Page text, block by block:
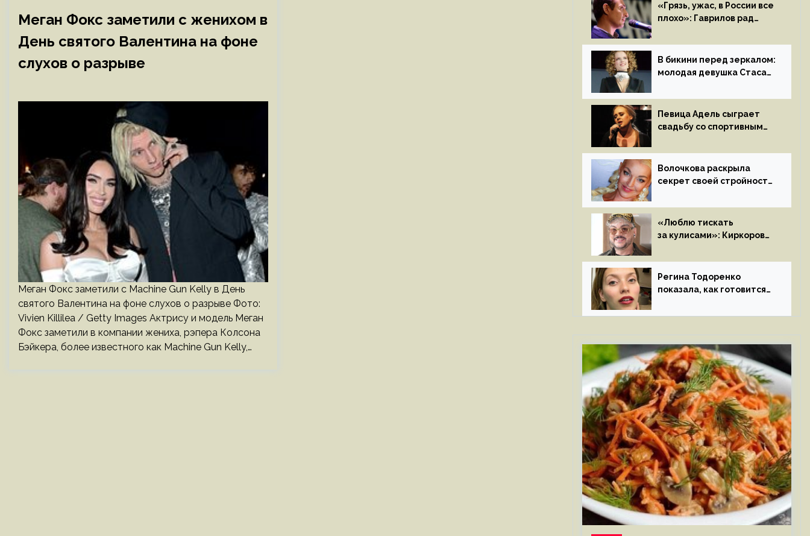
Меган Фокс заметили с женихом в
День святого Валентина на фоне
слухов о разрыве
Меган Фокс заметили с Machine Gun Kelly в День
святого Валентина на фоне слухов о разрыве Фото:
Vivien Killilea / Getty Images Актрису и модель Меган
Фокс заметили в компании жениха, рэпера Колсона
Бэйкера, более известного как Machine Gun Kelly,…
«Грязь, ужас, в России все
плохо»: Гаврилов рад
иноагентов
В бикини перед зеркалом:
молодая девушка Стаса
на камеру
Певица Адель сыграет
свадьбу со спортивным
этим летом
Волочкова раскрыла
секрет своей стройности:
страстные…»
«Люблю тискать
за кулисами»: Киркоров
к молодой особе
Регина Тодоренко
показала, как готовится
ребенка